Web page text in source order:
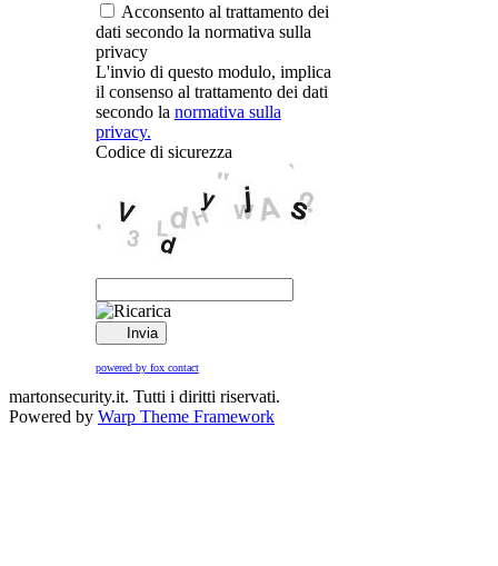
Acconsento al trattamento dei
dati secondo la normativa sulla
privacy
L'invio di questo modulo, implica
il consenso al trattamento dei dati
secondo la normativa sulla
privacy.
Codice di sicurezza
Invia
powered by fox contact
martonsecurity.it. Tutti i diritti riservati.
Powered by Warp Theme Framework